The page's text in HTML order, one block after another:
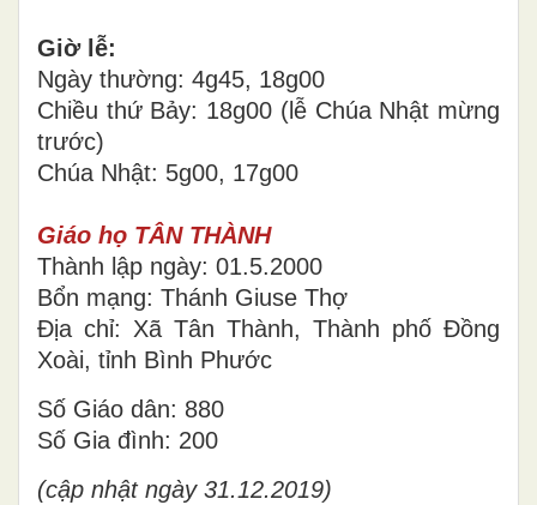
Giờ lễ:
Ngày thường: 4g45, 18g00
Chiều thứ Bảy: 18g00 (lễ Chúa Nhật mừng
trước)
Chúa Nhật: 5g00, 17g00
Giáo họ TÂN THÀNH
Thành lập ngày: 01.5.2000
Bổn mạng: Thánh Giuse Thợ
Địa chỉ: Xã Tân Thành, Thành phố Đồng
Xoài, tỉnh Bình Phước
Số Giáo dân: 880
Số Gia đình: 200
(cập nhật ngày 31.12.2019)